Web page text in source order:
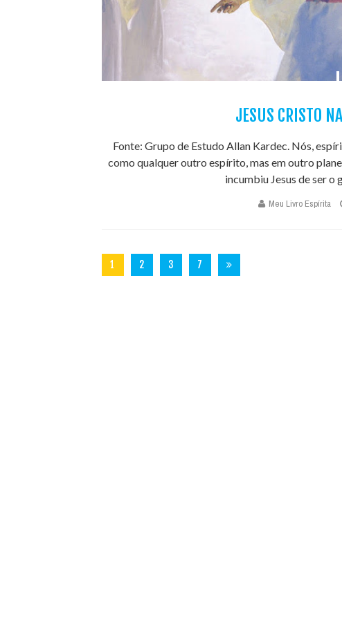
JESUS CRISTO
Fonte: Grupo de Estudo Allan Kardec. Nós,
como qualquer outro espírito, mas em outro
incumbiu Jesus de ser o
Meu Livro Espírita
1 2 3
7